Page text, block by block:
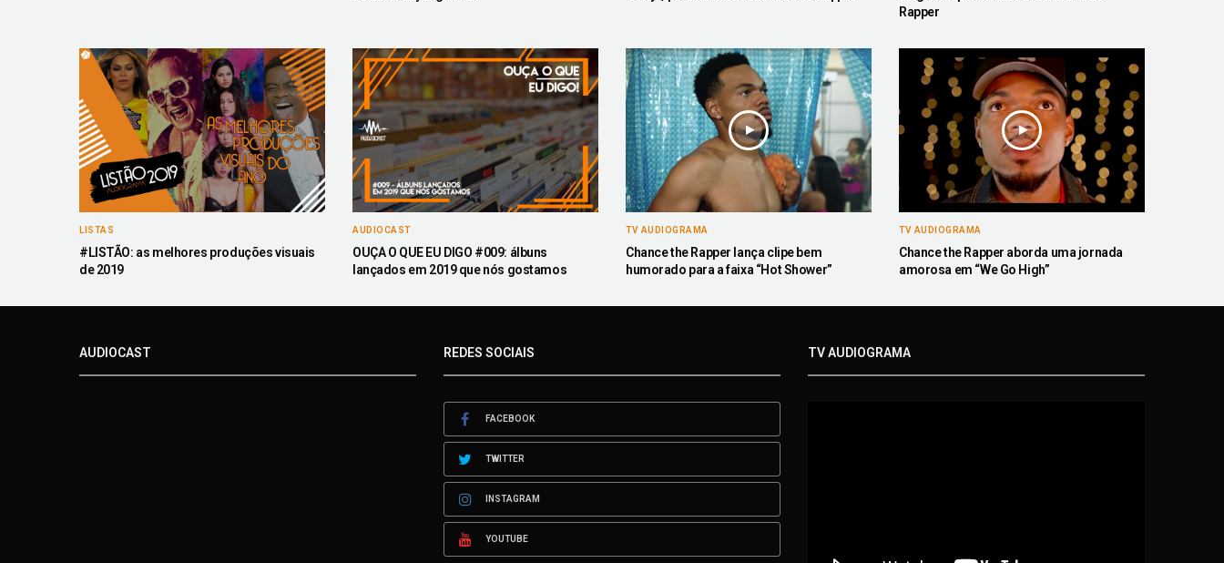
Rapper
LISTAS
#LISTÃO: as melhores produções visuais
de 2019
AUDIOCAST
OUÇA O QUE EU DIGO #009: álbuns
lançados em 2019 que nós gostamos
TV AUDIOGRAMA
Chance the Rapper lança clipe bem
humorado para a faixa “Hot Shower”
TV AUDIOGRAMA
Chance the Rapper aborda uma jornada
amorosa em “We Go High”
AUDIOCAST REDES SOCIAIS
FACEBOOK
TWITTER
INSTAGRAM
YOUTUBE
TV AUDIOGRAMA